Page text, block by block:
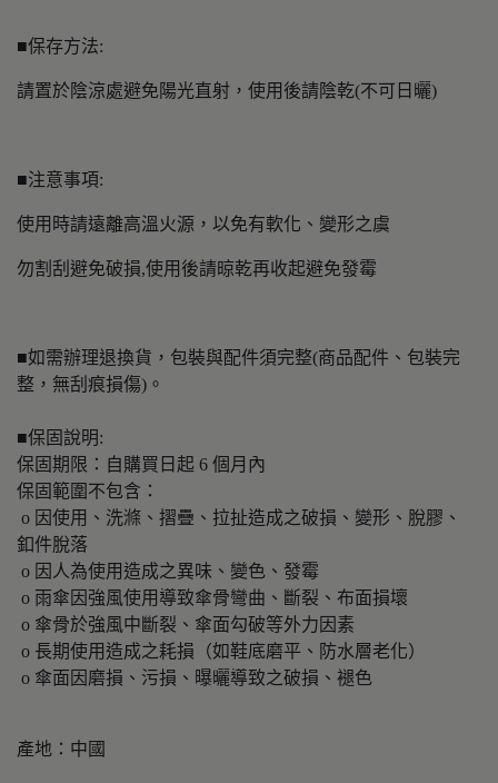
■保存方法:
請置於陰涼處避免陽光直射，使用後請陰乾(不可日曬)
■注意事項:
使用時請遠離高溫火源，以免有軟化、變形之虞
勿割刮避免破損,使用後請晾乾再收起避免發霉
■如需辦理退換貨，包裝與配件須完整(商品配件、包裝完
整，無刮痕損傷)。
■保固說明:
保固期限：自購買日起 6 個月內
保固範圍不包含：
o 因使用、洗滌、摺疊、拉扯造成之破損、變形、脫膠、
釦件脫落
o 因人為使用造成之異味、變色、發霉
o 雨傘因強風使用導致傘骨彎曲、斷裂、布面損壞
o 傘骨於強風中斷裂、傘面勾破等外力因素
o 長期使用造成之耗損（如鞋底磨平、防水層老化）
o 傘面因磨損、污損、曝曬導致之破損、褪色
產地：中國